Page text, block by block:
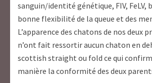
sanguin/identité génétique, FIV, FeLV,
bonne flexibilité de la queue et des
L’apparence des chatons de nos deux
n’ont fait ressortir aucun chaton en
scottish straight ou fold ce qui
manière la conformité des deux